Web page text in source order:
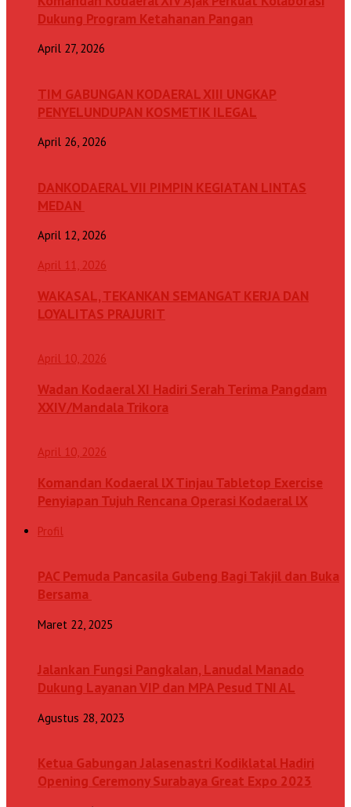
Dukung Program Ketahanan Pangan
April 27, 2026
TIM GABUNGAN KODAERAL XIII UNGKAP
PENYELUNDUPAN KOSMETIK ILEGAL
April 26, 2026
DANKODAERAL VII PIMPIN KEGIATAN LINTAS
MEDAN
April 12, 2026
April 11, 2026
WAKASAL, TEKANKAN SEMANGAT KERJA DAN
LOYALITAS PRAJURIT
April 10, 2026
Wadan Kodaeral XI Hadiri Serah Terima Pangdam
XXIV/Mandala Trikora
April 10, 2026
Komandan Kodaeral lX Tinjau Tabletop Exercise
Penyiapan Tujuh Rencana Operasi Kodaeral lX
Profil
PAC Pemuda Pancasila Gubeng Bagi Takjil dan Buka
Bersama
Maret 22, 2025
Jalankan Fungsi Pangkalan, Lanudal Manado
Dukung Layanan VIP dan MPA Pesud TNI AL
Agustus 28, 2023
Ketua Gabungan Jalasenastri Kodiklatal Hadiri
Opening Ceremony Surabaya Great Expo 2023